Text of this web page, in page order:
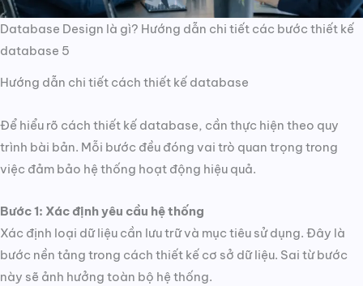
Database Design là gì? Hướng dẫn chi tiết các bước thiết kế
database 5
Hướng dẫn chi tiết cách thiết kế database
Để hiểu rõ cách thiết kế database, cần thực hiện theo quy
trình bài bản. Mỗi bước đều đóng vai trò quan trọng trong
việc đảm bảo hệ thống hoạt động hiệu quả.
Bước 1: Xác định yêu cầu hệ thống
Xác định loại dữ liệu cần lưu trữ và mục tiêu sử dụng. Đây là
bước nền tảng trong cách thiết kế cơ sở dữ liệu. Sai từ bước
này sẽ ảnh hưởng toàn bộ hệ thống.